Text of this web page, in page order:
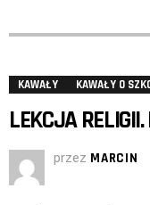
KAWAŁY KAWAŁY O
LEKCJA
przez MARCIN